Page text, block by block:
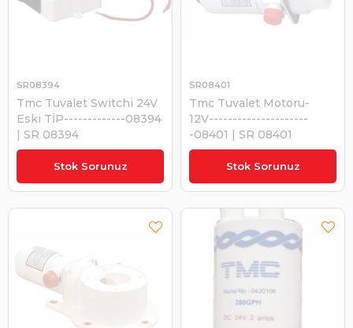
Stok Sorunuz
Tmc Tuvalet Switchi 24V
Eski TİP-------------08394
| SR 08394
SR08394
₺715,68 Stok Sorunuz
Tmc Tuvalet Motoru-
12V---------------------
-08401 | SR 08401
SR08401
₺7.681,60